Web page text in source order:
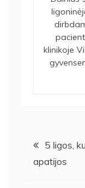
klinikoje
tarp
5 ligos,
apatijos